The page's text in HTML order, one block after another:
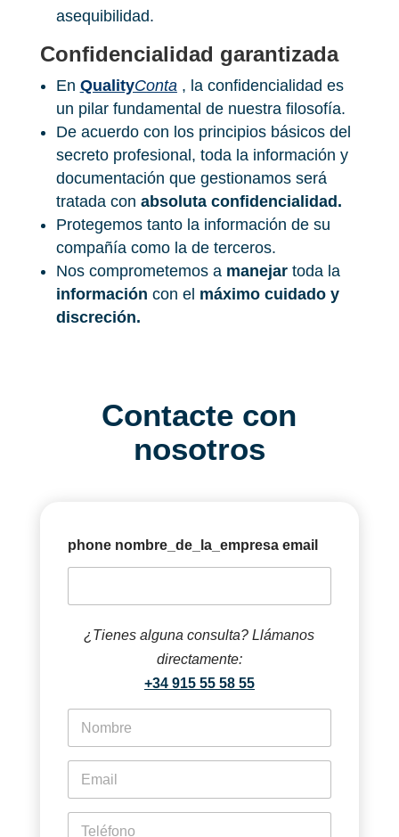
asequibilidad.
Confidencialidad garantizada
En QualityConta, la confidencialidad es
un pilar fundamental de nuestra filosofía.
De acuerdo con los principios básicos del
secreto profesional, toda la información y
documentación que gestionamos será
tratada con absoluta confidencialidad.
Protegemos tanto la información de su
compañía como la de terceros.
Nos comprometemos a manejar toda la
información con el máximo cuidado y
discreción.
Contacte con
nosotros
phone nombre_de_la_empresa email
¿Tienes alguna consulta? Llámanos
directamente:
+34 915 55 58 55
r
s
n
a
a
i